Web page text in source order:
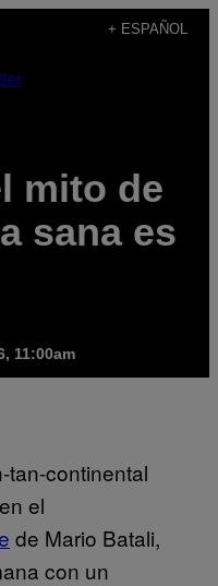
+ ESPAÑOL
mito de
sana es
11:00am
tan-continental
en el
de Mario Batali,
con un